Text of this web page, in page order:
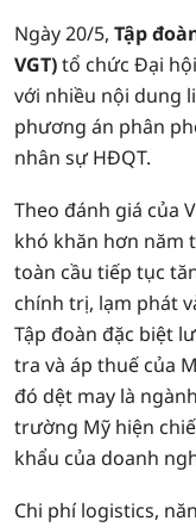
Ngày 20/5, Tập
VGT)tổ chức Đại
với nhiều nội dung
phương án phân
nhân sự HĐQT.
Theo đánh giá của
khó khăn hơn năm
toàn cầu tiếp tục
chính trị, lạm phát
Tập đoàn đặc biệt
tra và áp thuế của
đó dệt may là
trường Mỹ hiện
khẩu của doanh
Chi phí logistics,